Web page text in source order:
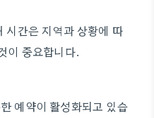
시간은 지역과 상황에 따
이 중요합니다.
예약이 활성화되고 있습